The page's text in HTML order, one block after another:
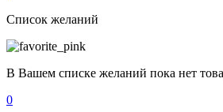
Список желаний
В Вашем списке желаний пока нет
0